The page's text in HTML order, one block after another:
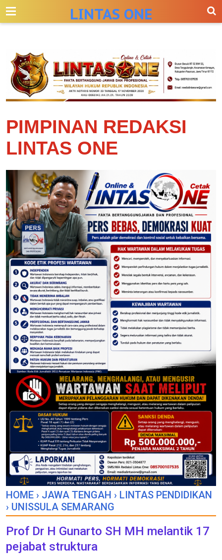
--> LINTAS ONE
PIMPINAN REDAKSI
LINTAS ONE
HOME › JAWA TENGAH › LINTAS PENDIDIKAN
› UNISSULA SEMARANG
Prof Dr H Gunarto SH MH melantik 17
pejabat struktura